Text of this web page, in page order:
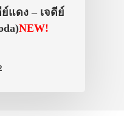
แดง – เจดีย์
NEW!